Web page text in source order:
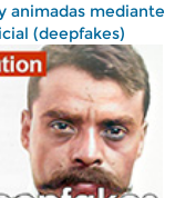
animadas mediante
(deepfakes)